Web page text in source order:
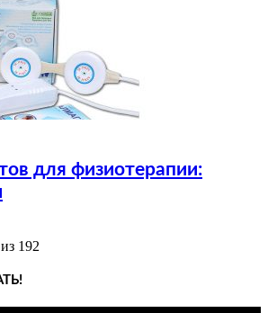
для физиотерапии:
192